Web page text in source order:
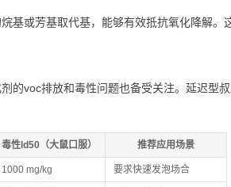
基或芳基取代基，能够有效抵抗氧化降解。
的voc排放和毒性问题也备受关注。延迟型
毒性ld50（大鼠口服） 推荐应用场景
1000 mg/kg 要求快速发泡场合